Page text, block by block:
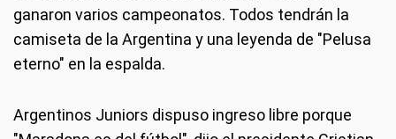
ganaron varios campeonatos. Todos tendrán la
camiseta de la Argentina y una leyenda de "Pelusa
eterno" en la espalda.
Argentinos Juniors dispuso ingreso libre porque